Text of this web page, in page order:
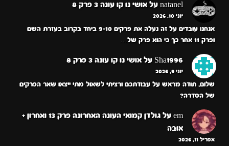
natanel על אושי נו קו עונה 3 פרק 8
יוני 10, 2026
אנחנו עובדים על זה נעלה את פרקים 9-10 ביחד בקרוב בעזרת השם
ופרק 11 אחר כך כי הוא פרק של…
Sha1996 על אושי נו קו עונה 3 פרק 8
יוני 9, 2026
שלום, תודה מראש על עבודתכם ורציתי לשאול מתי ייצאו שאר הפרקים
של הסדרה?
em על
גולדן קמואי העונה האחרונה פרק 13 ואחרון +
אובה
אפריל 11, 2026